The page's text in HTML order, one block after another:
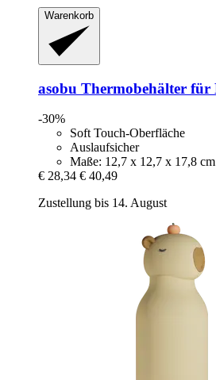
Warenkorb
asobu Thermobehälter für
-30%
Soft Touch-Oberfläche
Auslaufsicher
Maße: 12,7 x 12,7 x 17,8 cm
€ 28,34 € 40,49
Zustellung bis 14. August